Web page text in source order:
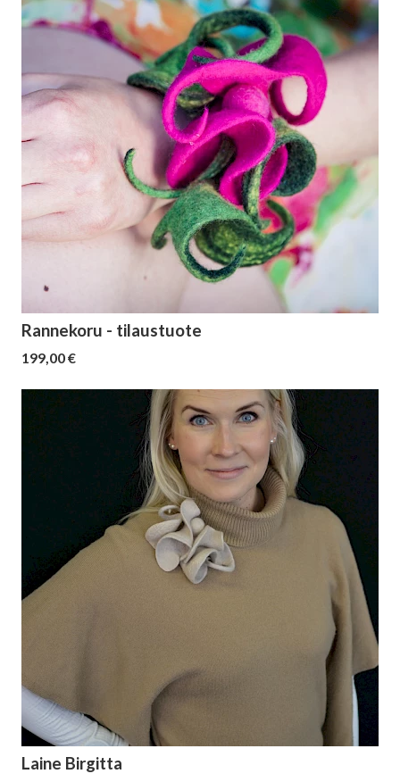
Rannekoru - tilaustuote
199,00 €
Laine Birgitta